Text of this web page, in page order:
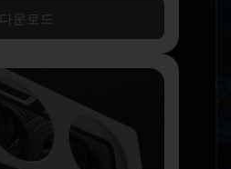
다운로드